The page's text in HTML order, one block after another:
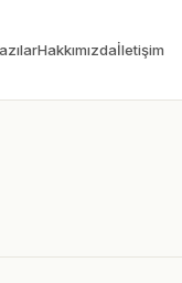
Hakkımızdaİletişim